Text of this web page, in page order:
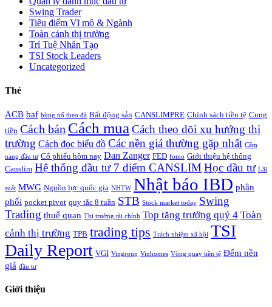
Swing Trader
Tiêu điểm Vĩ mô & Ngành
Toàn cảnh thị trường
Trí Tuệ Nhân Tạo
TSI Stock Leaders
Uncategorized
Thẻ
ACB baf bùng nổ theo đà Bất động sản CANSLIMPRE Chính sách tiền tệ Cung
tiền Cách bán Cách mua Cách theo dõi xu hướng thị
trường Cách đọc biểu đồ Các nền giá thường gặp nhất Cẩm
nang đầu tư Cổ phiếu hôm nay Dan Zanger FED fomo Giới thiệu hệ thống
Canslim Hệ thống đầu tư 7 điểm CANSLIMHọc đầu tư Lãi
suất MWG Nguồn lực quốc gia NHTW Nhật báo IBD phân
phối pocket pivot quy tắc 8 tuần STB Stock market today Swing
Trading thuế quan Thị trường tài chính Top tăng trưởng quý 4 Toàn
cảnh thị trường TPB trading tips Trách nhiệm xã hội TSI
Daily Report VGI Vingroup Vinhomes Vòng quay tiền tệ Đếm nền
giá đầu tư
Giới thiệu